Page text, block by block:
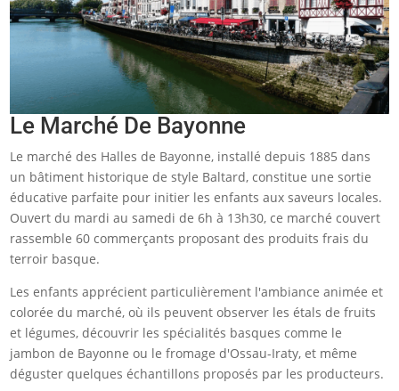
Le Marché De Bayonne
Le marché des Halles de Bayonne, installé depuis 1885 dans
un bâtiment historique de style Baltard, constitue une sortie
éducative parfaite pour initier les enfants aux saveurs locales.
Ouvert du mardi au samedi de 6h à 13h30, ce marché couvert
rassemble 60 commerçants proposant des produits frais du
terroir basque.
Les enfants apprécient particulièrement l'ambiance animée et
colorée du marché, où ils peuvent observer les étals de fruits
et légumes, découvrir les spécialités basques comme le
jambon de Bayonne ou le fromage d'Ossau-Iraty, et même
déguster quelques échantillons proposés par les producteurs.